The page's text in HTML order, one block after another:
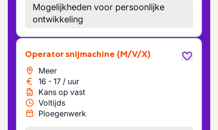
Mogelijkheden voor persoonlijke
ontwikkeling
Operator snijmachine (M/V/X)
Meer
16 - 17 / uur
Kans op vast
Voltijds
Ploegenwerk